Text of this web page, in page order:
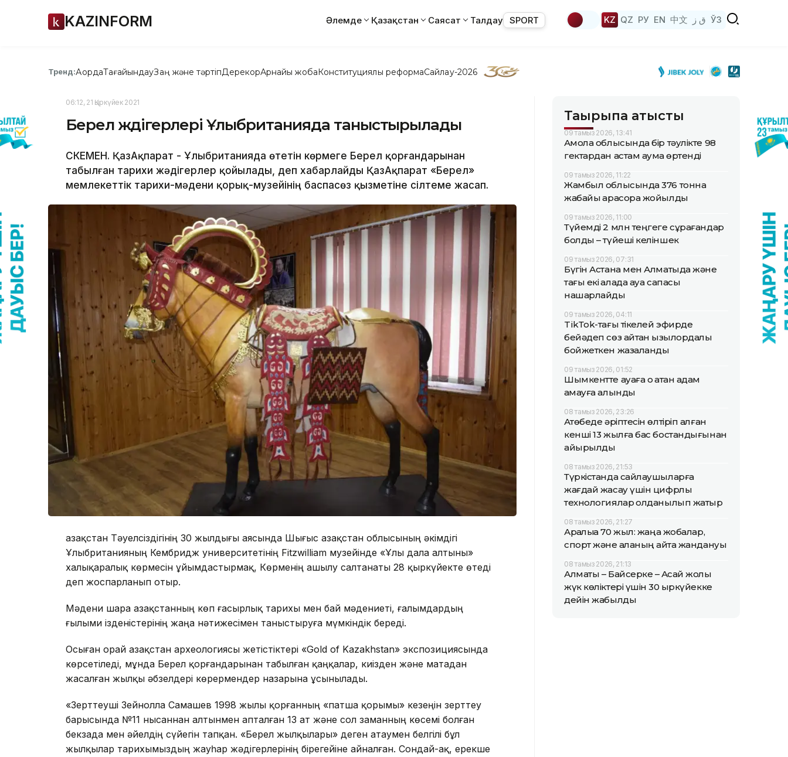
KAZINFORM Әлемде Қазақстан Саясат Талдау SPORT KZ QZ РУ EN 中文 ق ز ЎЗ
Тренд:АқордаТағайындауЗаң және тәртіпДерекқорАрнайы жобаКонституциялық реформаСайлау-2026
06:12, 21 Қыркүйек 2021
Берел жәдігерлері Ұлыбританияда таныстырылады
ӨСКЕМЕН. ҚазАқпарат - Ұлыбританияда өтетін көрмеге Берел қорғандарынан
табылған тарихи жәдігерлер қойылады, деп хабарлайды ҚазАқпарат «Берел»
мемлекеттік тарихи-мәдени қорық-музейінің баспасөз қызметіне сілтеме жасап.
Қазақстан Тәуелсіздігінің 30 жылдығы аясында Шығыс Қазақстан облысының әкімдігі
Ұлыбританияның Кембридж университетінің Fitzwilliam музейінде «Ұлы дала алтыны»
халықаралық көрмесін ұйымдастырмақ, Көрменің ашылу салтанаты 28 қыркүйекте өтеді
деп жоспарланып отыр.
Мәдени шара Қазақстанның көп ғасырлық тарихы мен бай мәдениеті, ғалымдардың
ғылыми ізденістерінің жаңа нәтижесімен таныстыруға мүмкіндік береді.
Осыған орай Қазақстан археологиясы жетістіктері «Gold of Kazakhstan» экспозициясында
көрсетіледі, мұнда Берел қорғандарынан табылған қаңқалар, киізден және матадан
жасалған жылқы әбзелдері көрермендер назарына ұсынылады.
«Зерттеуші Зейнолла Самашев 1998 жылы қорғанның «патша қорымы» кезеңін зерттеу
барысында №11 нысаннан алтынмен апталған 13 ат және сол заманның көсемі болған
бекзада мен әйелдің сүйегін тапқан. «Берел жылқылары» деген атаумен белгілі бұл
жылқылар тарихымыздың жауһар жәдігерлерінің бірегейіне айналған. Сондай-ақ, ерекше
Тақырыпқа қатысты
09 тамыз 2026, 13:41
Ақмола облысында бір тәулікте 98
гектардан астам аумақ өртенді
09 тамыз 2026, 11:22
Жамбыл облысында 376 тонна
жабайы қарасора жойылды
09 тамыз 2026, 11:00
Түйемді 2 млн теңгеге сұрағандар
болды – түйеші келіншек
09 тамыз 2026, 07:31
Бүгін Астана мен Алматыда және
тағы екі қалада ауа сапасы
нашарлайды
09 тамыз 2026, 04:11
TikТok-тағы тікелей эфирде
бейәдеп сөз айтқан қызылордалық
бойжеткен жазаланды
09 тамыз 2026, 01:52
Шымкентте ауаға оқ атқан адам
қамауға алынды
08 тамыз 2026, 23:26
Ақтөбеде әріптесін өлтіріп алған
кенші 13 жылға бас бостандығынан
айырылды
08 тамыз 2026, 21:53
Түркістанда сайлаушыларға
жағдай жасау үшін цифрлық
технологиялар қолданылып жатыр
08 тамыз 2026, 21:27
Арқалыққа 70 жыл: жаңа жобалар,
спорт және қаланың қайта жандануы
08 тамыз 2026, 21:13
Алматы – Байсерке – Ақсай жолы
жүк көліктері үшін 30 қыркүйекке
дейін жабылды